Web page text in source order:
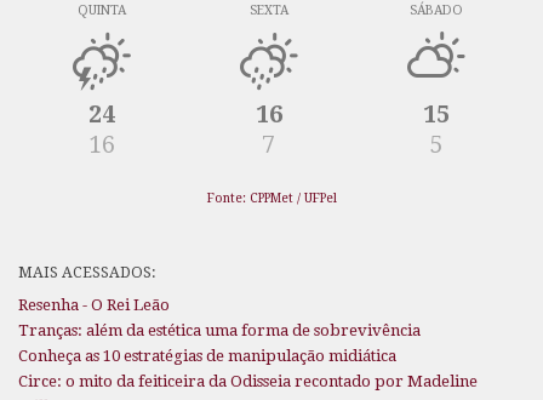
QUINTA
24
16
SEXTA
16
7
SÁBADO
15
5
Fonte: CPPMet / UFPel
MAIS ACESSADOS:
Resenha - O Rei Leão
Tranças: além da estética uma forma de sobrevivência
Conheça as 10 estratégias de manipulação midiática
Circe: o mito da feiticeira da Odisseia recontado por Madeline